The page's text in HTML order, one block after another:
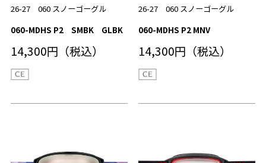
26-27 060 スノーゴーグル
060-MDHS P2 SMBK GLBK
14,300円（税込）
26-27 060 スノーゴーグル
060-MDHS P2 MNV
14,300円（税込）